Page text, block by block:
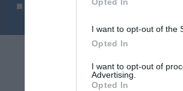
I want to opt-out of the
Opted In
I want to opt-out of
Advertising.
Opted In
He leído y acepto las condiciones legales